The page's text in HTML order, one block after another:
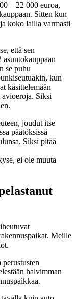
– 22 000 euroa,
Sitten kun
koko lailla varmasti
että sen
asuntokauppaan
se puhu
kun
käsittelemään
avioeroja. Siksi
joudut itse
päätöksissä
Siksi pitää
ei ole muuta
Meille
halvimman